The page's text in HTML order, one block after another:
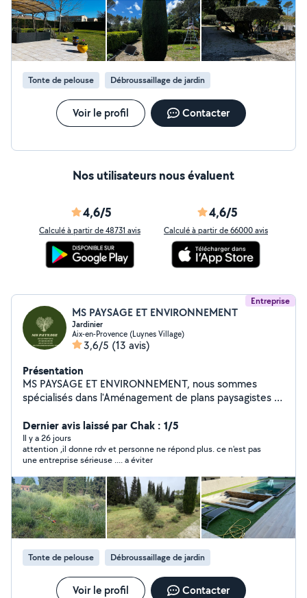
Tonte de pelouse Débroussaillage de jardin
Voir le profil Contacter
Nos utilisateurs nous évaluent
4,6/5
Calculé à partir de 48731 avis
4,6/5
Calculé à partir de 66000 avis
Entreprise
MS PAYSAGE ET ENVIRONNEMENT
Jardinier
Aix-en-Provence (Luynes Village)
3,6/5 (13 avis)
Présentation
MS PAYSAGE ET ENVIRONNEMENT, nous sommes
spécialisés dans l'Aménagement de plans paysagistes et
dotées de plusieurs années d'expérience (allant de 2 à
15 ans ) dans les différents domaines de l'entretien des
espaces verts. Nos prestations : -AMENAGEMENT DE
JARDINS ET D'ESPACE VERT -CRÉATION, ENTRETIEN
DE JARDINS ET DE PARCS -DEBROUSSAILLAGE ET
DÉSHERBAGE -ELAGAGE ET ABATTAGE D'ARBRE -
PLANTATION DE TOUS TYPE DE VEGETAUX -TAILLE
DES HAIES, D'ARBUSTES ET D'ARBRES -TONTE ET
ENTRETIEN GAZON Avec MS PAYSAGE ET
ENVIRONNEMENT, vos espaces verts de tout type est
entre de bons mains ;) À votre service !
Dernier avis laissé par Chak : 1/5
Il y a 26 jours
attention ,il donne rdv et personne ne répond plus. ce n'est pas
une entreprise sérieuse .... a éviter
Tonte de pelouse Débroussaillage de jardin
Voir le profil Contacter